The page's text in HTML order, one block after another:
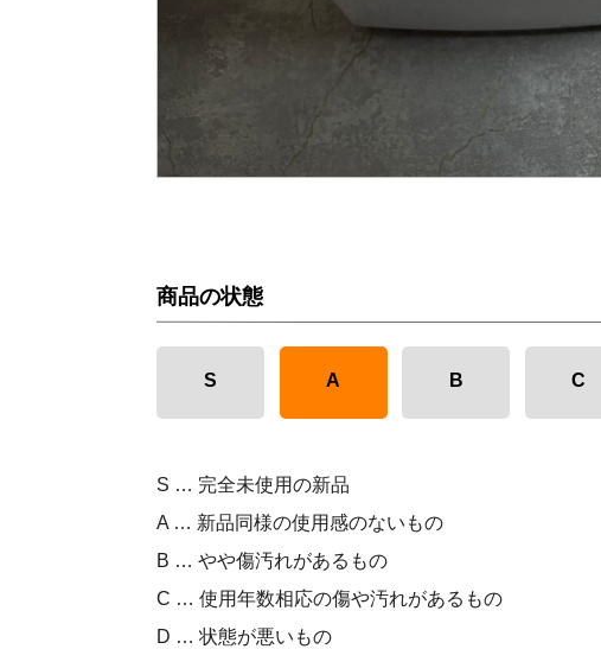
商品の状態
S A B C
S … 完全未使用の新品
A … 新品同様の使用感のないもの
B … やや傷汚れがあるもの
C … 使用年数相応の傷や汚れがあるもの
D … 状態が悪いもの